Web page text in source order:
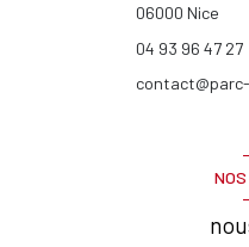
06000 Nice
04 93 96 47 27